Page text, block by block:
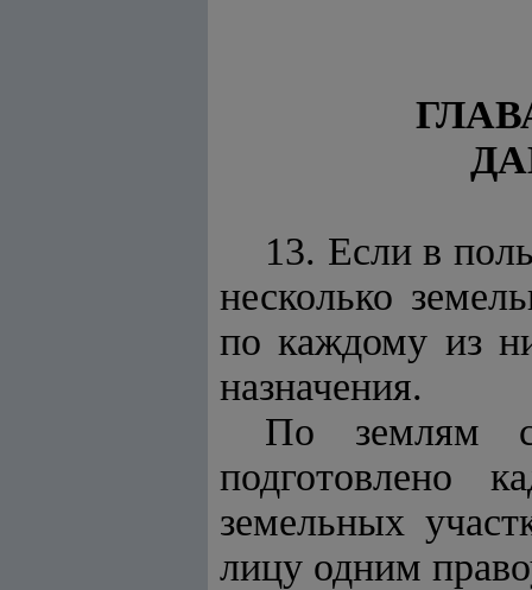
13. Если в
несколько
по каждому из
назначения.
По землям
подготовлено
земельных
лицу одним